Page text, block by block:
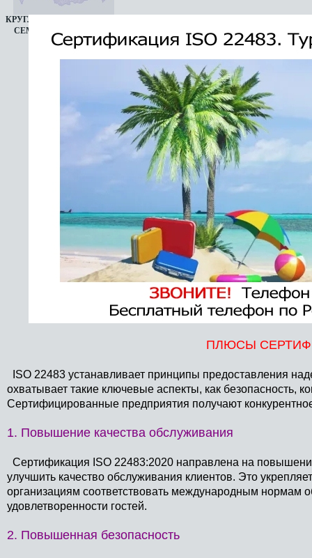
КРУГЛОСУТОЧНАЯ ЛИНИЯ
СЕМЬ ДНЕЙ В НЕДЕЛЮ
ПЛЮСЫ
ISO 22483 устанавливает принципы предоставления
охватывает такие ключевые аспекты, как безопасность,
Сертифицированные предприятия получают
1. Повышение качества обслуживания
Сертификация ISO 22483:2020 направлена на
улучшить качество обслуживания клиентов. Это
организациям соответствовать международным нормам
удовлетворенности гостей.
2. Повышенная безопасность